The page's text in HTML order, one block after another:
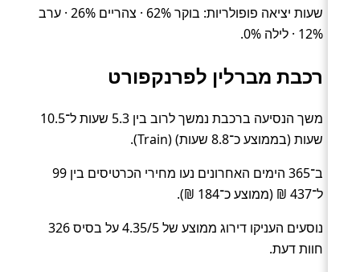
שעות יציאה פופולריות: בוקר 62% · צהריים 26% · ערב
12% · לילה 0%.
רכבת מברלין לפרנקפורט
משך הנסיעה ברכבת נמשך לרוב בין 5.3 שעות ל־10.5
שעות (בממוצע כ־8.8 שעות) (Train).
ב־365 הימים האחרונים נעו מחירי הכרטיסים בין 99
ל־437 ₪ (ממוצע כ־184 ₪).
נוסעים העניקו דירוג ממוצע של 4.35/5 על בסיס 326
חוות דעת.